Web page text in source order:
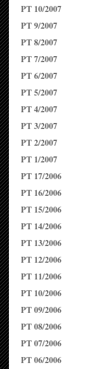
PT 10/2007
PT 9/2007
PT 8/2007
PT 7/2007
PT 6/2007
PT 5/2007
PT 4/2007
PT 3/2007
PT 2/2007
PT 1/2007
PT 17/2006
PT 16/2006
PT 15/2006
PT 14/2006
PT 13/2006
PT 12/2006
PT 11/2006
PT 10/2006
PT 09/2006
PT 08/2006
PT 07/2006
PT 06/2006